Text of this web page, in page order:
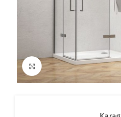
Click to enlarge